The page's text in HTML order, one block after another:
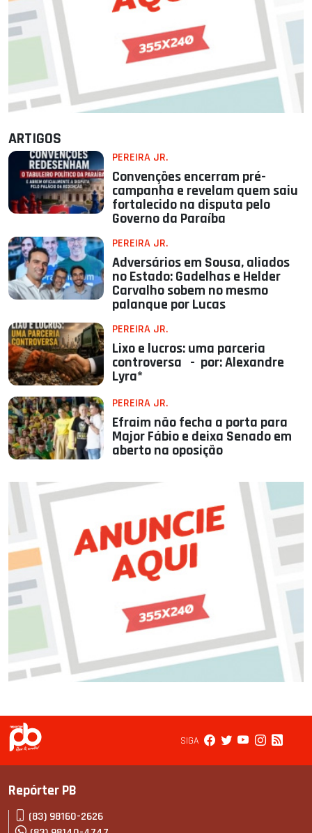
ARTIGOS
PEREIRA JR.
Convenções encerram pré-
campanha e revelam quem saiu
fortalecido na disputa pelo
Governo da Paraíba
PEREIRA JR.
Adversários em Sousa, aliados
no Estado: Gadelhas e Helder
Carvalho sobem no mesmo
palanque por Lucas
PEREIRA JR.
Lixo e lucros: uma parceria
controversa - por: Alexandre
Lyra*
PEREIRA JR.
Efraim não fecha a porta para
Major Fábio e deixa Senado em
aberto na oposição
SIGA
Repórter PB
(83) 98160-2626